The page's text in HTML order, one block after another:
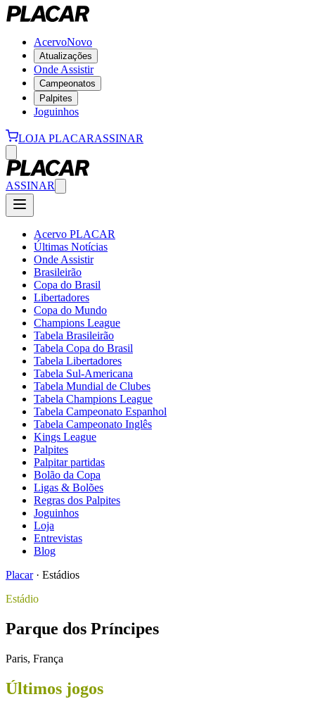
AcervoNovo
Atualizações
Onde Assistir
Campeonatos
Palpites
Joguinhos
LOJA PLACARASSINAR
ASSINAR
Acervo PLACAR
Últimas Notícias
Onde Assistir
Brasileirão
Copa do Brasil
Libertadores
Copa do Mundo
Champions League
Tabela Brasileirão
Tabela Copa do Brasil
Tabela Libertadores
Tabela Sul-Americana
Tabela Mundial de Clubes
Tabela Champions League
Tabela Campeonato Espanhol
Tabela Campeonato Inglês
Kings League
Palpites
Palpitar partidas
Bolão da Copa
Ligas & Bolões
Regras dos Palpites
Joguinhos
Loja
Entrevistas
Blog
Placar · Estádios
Estádio
Parque dos Príncipes
Paris, França
Últimos jogos